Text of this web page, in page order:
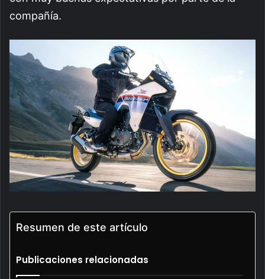
compañía.
Resumen de este artículo
Publicaciones relacionadas